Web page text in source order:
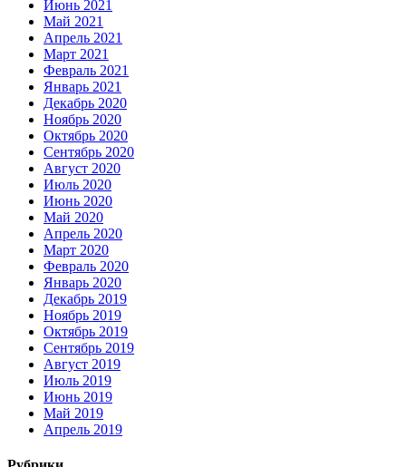
Июнь 2021
Май 2021
Апрель 2021
Март 2021
Февраль 2021
Январь 2021
Декабрь 2020
Ноябрь 2020
Октябрь 2020
Сентябрь 2020
Август 2020
Июль 2020
Июнь 2020
Май 2020
Апрель 2020
Март 2020
Февраль 2020
Январь 2020
Декабрь 2019
Ноябрь 2019
Октябрь 2019
Сентябрь 2019
Август 2019
Июль 2019
Июнь 2019
Май 2019
Апрель 2019